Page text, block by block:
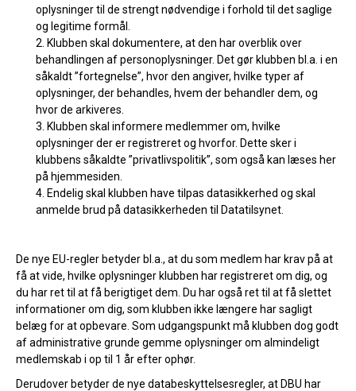
oplysninger til de strengt nødvendige i forhold til det saglige
og legitime formål.
Klubben skal dokumentere, at den har overblik over
behandlingen af personoplysninger. Det gør klubben bl.a. i en
såkaldt ”fortegnelse”, hvor den angiver, hvilke typer af
oplysninger, der behandles, hvem der behandler dem, og
hvor de arkiveres.
Klubben skal informere medlemmer om, hvilke
oplysninger der er registreret og hvorfor. Dette sker i
klubbens såkaldte ”privatlivspolitik”, som også kan læses her
på hjemmesiden.
Endelig skal klubben have tilpas datasikkerhed og skal
anmelde brud på datasikkerheden til Datatilsynet.
De nye EU-regler betyder bl.a., at du som medlem har krav på at
få at vide, hvilke oplysninger klubben har registreret om dig, og
du har ret til at få berigtiget dem. Du har også ret til at få slettet
informationer om dig, som klubben ikke længere har sagligt
belæg for at opbevare. Som udgangspunkt må klubben dog godt
af administrative grunde gemme oplysninger om almindeligt
medlemskab i op til 1 år efter ophør.
Derudover betyder de nye databeskyttelsesregler, at DBU har